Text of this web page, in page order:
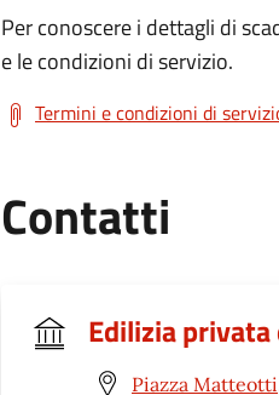
Per conoscere i dettagli di
e le condizioni di servizio.
Termini e condizioni di
Contatti
Edilizia
Piazza